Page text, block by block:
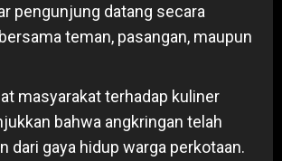
pengunjung datang secara
teman, pasangan, maupun
masyarakat terhadap kuliner
bahwa angkringan telah
dari gaya hidup warga perkotaan.